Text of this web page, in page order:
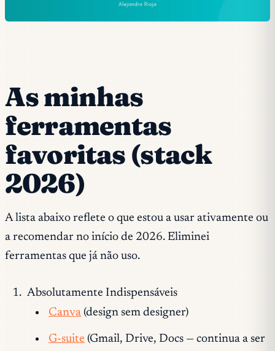
As minhas
ferramentas
favoritas (stack
2026)
A lista abaixo reflete o que estou a usar ativamente ou
a recomendar no início de 2026. Eliminei
ferramentas que já não uso.
Absolutamente Indispensáveis
Canva (design sem designer)
G-suite (Gmail, Drive, Docs — continua a ser